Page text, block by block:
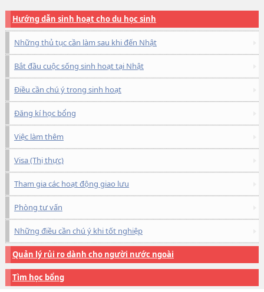
Hướng dẫn sinh hoạt cho du học sinh
Những thủ tục cần làm sau khi đến Nhật
Bắt đầu cuộc sống sinh hoạt tại Nhật
Điều cần chú ý trong sinh hoạt
Đăng kí học bổng
Việc làm thêm
Visa (Thị thực)
Tham gia các hoạt động giao lưu
Phòng tư vấn
Những điều cần chú ý khi tốt nghiệp
Quản lý rủi ro dành cho người nước ngoài
Tìm học bổng